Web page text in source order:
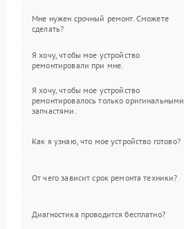
Мне нужен срочный ремонт. Сможете
сделать?
Я хочу, чтобы мое устройство
ремонтировали при мне.
Я хочу, чтобы мое устройство
ремонтировалось только оригинальными
запчастями.
Как я узнаю, что мое устройство готово?
От чего зависит срок ремонта техники?
Диагностика проводится бесплатно?